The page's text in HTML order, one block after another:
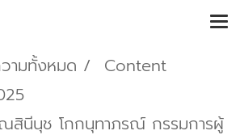
ามทั้งหมด
Content
นีนุช โกกนุทาภรณ์ กรรมการผู้